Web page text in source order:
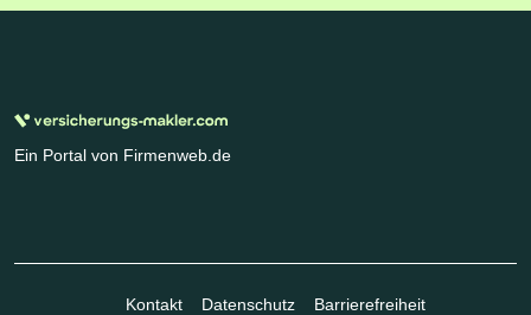
Ein Portal von Firmenweb.de
Kontakt Datenschutz
Barrierefreiheit